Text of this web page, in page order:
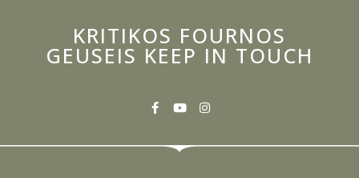
KRITIKOS FOURNOS
GEUSEIS KEEP IN TOUCH